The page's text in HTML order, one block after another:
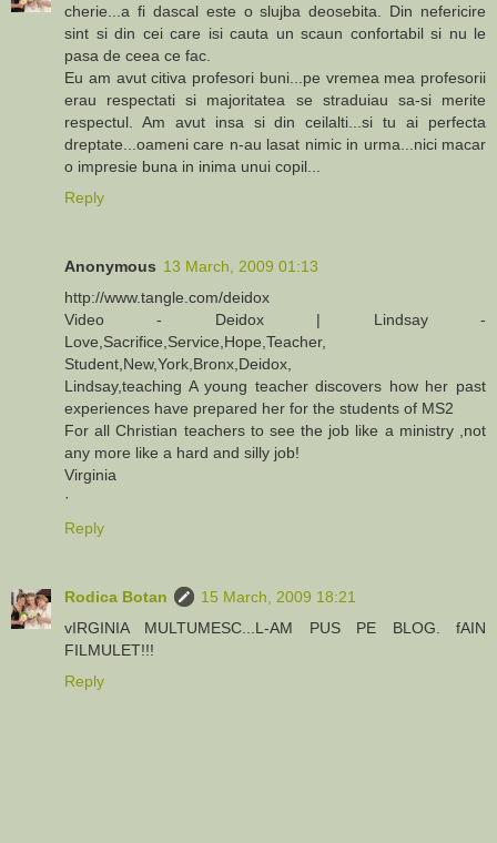
cherie...a fi dascal este o slujba deosebita. Din nefericire
sint si din cei care isi cauta un scaun confortabil si nu le
pasa de ceea ce fac.
Eu am avut citiva profesori buni...pe vremea mea profesorii
erau respectati si majoritatea se straduiau sa-si merite
respectul. Am avut insa si din ceilalti...si tu ai perfecta
dreptate...oameni care n-au lasat nimic in urma...nici macar
o impresie buna in inima unui copil...
Reply
Anonymous 13 March, 2009 01:13
http://www.tangle.com/deidox
Video - Deidox | Lindsay -
Love,Sacrifice,Service,Hope,Teacher,
Student,New,York,Bronx,Deidox,
Lindsay,teaching A young teacher discovers how her past
experiences have prepared her for the students of MS2
For all Christian teachers to see the job like a ministry ,not
any more like a hard and silly job!
Virginia
·
Reply
Rodica Botan
15 March, 2009 18:21
vIRGINIA MULTUMESC...L-AM PUS PE BLOG. fAIN
FILMULET!!!
Reply